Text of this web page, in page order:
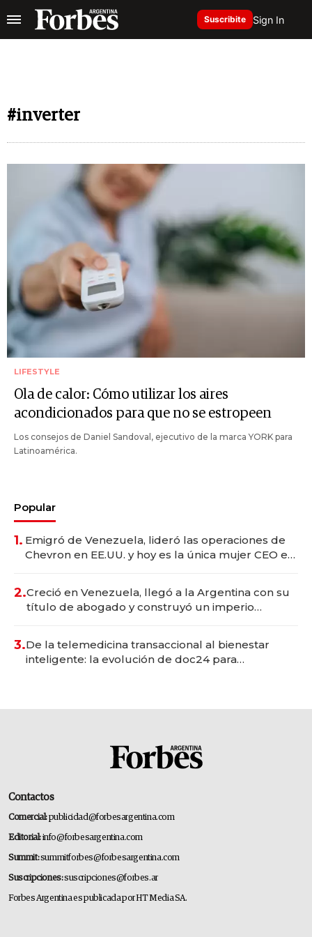
Suscribite Sign In
#inverter
LIFESTYLE
Ola de calor: Cómo utilizar los aires
acondicionados para que no se estropeen
Los consejos de Daniel Sandoval, ejecutivo de la marca YORK para
Latinoamérica.
Popular
1. Emigró de Venezuela, lideró las operaciones de
Chevron en EE.UU. y hoy es la única mujer CEO en
2.Creció en Venezuela, llegó a la Argentina con su
título de abogado y construyó un imperio
3.De la telemedicina transaccional al bienestar
inteligente: la evolución de doc24 para
Contactos
Comercial:publicidad@forbesargentina.com
Editorial:info@forbesargentina.com
Summit:summitforbes@forbesargentina.com
Suscripciones:suscripciones@forbes.ar
Forbes Argentina es publicada por HT Media SA.